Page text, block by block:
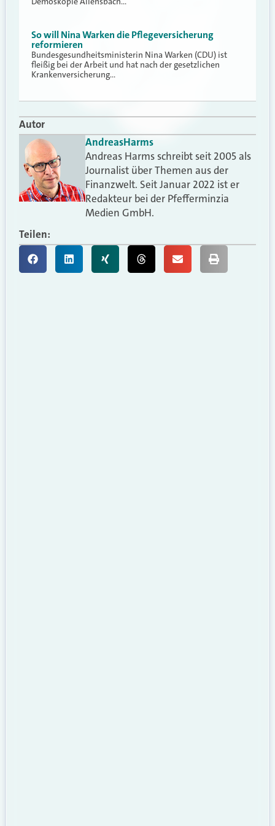
So will Nina Warken die Pflegeversicherung
reformieren
Bundesgesundheitsministerin Nina Warken (CDU) ist
fleißig bei der Arbeit und hat nach der gesetzlichen
Krankenversicherung…
Autor
AndreasHarms
Andreas Harms schreibt seit 2005 als
Journalist über Themen aus der
Finanzwelt. Seit Januar 2022 ist er
Redakteur bei der Pfefferminzia
Medien GmbH.
Teilen: